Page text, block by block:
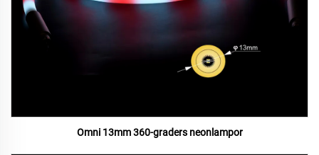
Omni 13mm 360-graders neonlampor